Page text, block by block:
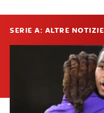
SERIE A: ALTRE NOTIZIE